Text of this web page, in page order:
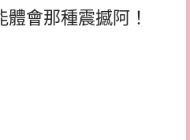
會那種震撼阿！